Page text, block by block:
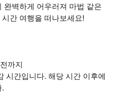
완벽하게 어우러져 마법 같은
간 여행을 떠나보세요!
까지
시간입니다. 해당 시간 이후에